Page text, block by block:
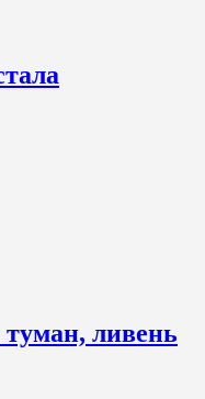
ливень